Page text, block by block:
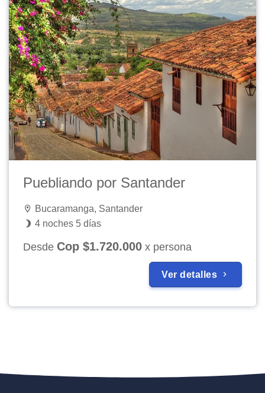
Puebliando por Santander
Bucaramanga, Santander
4 noches 5 días
Desde Cop $1.720.000 x persona
Ver detalles